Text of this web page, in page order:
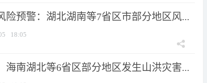
险预警：湖北湖南等7省区市部分地区风...
18:05
海南湖北等6省区部分地区发生山洪灾害...